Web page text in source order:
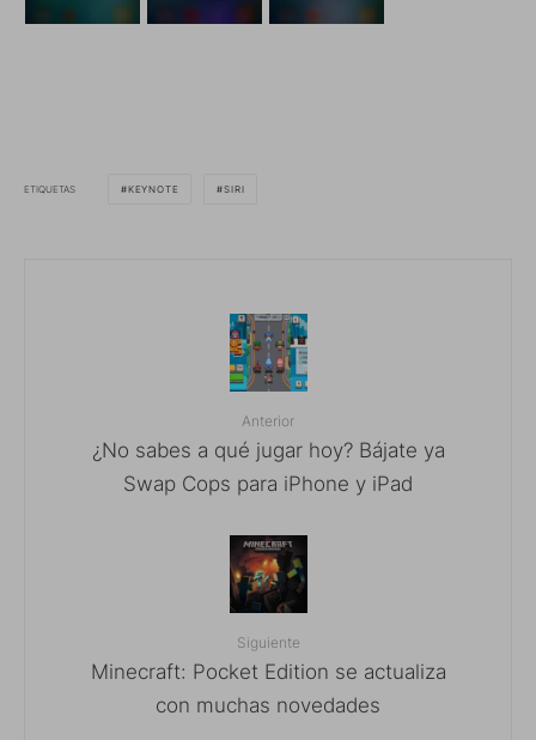
ETIQUETAS KEYNOTE SIRI
Anterior
¿No sabes a qué jugar hoy? Bájate ya
Swap Cops para iPhone y iPad
Siguiente
Minecraft: Pocket Edition se actualiza
con muchas novedades